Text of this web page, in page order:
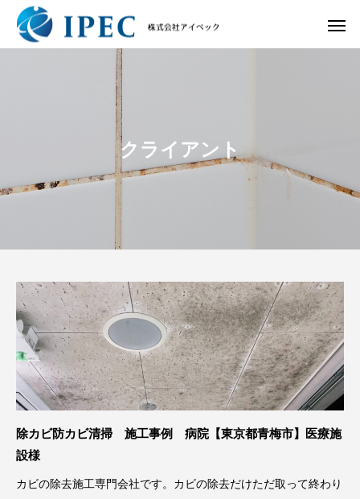
クライアント
除カビ防カビ清掃 施工事例 病院【東京都青梅市】医療施
設様
カビの除去施工専門会社です。カビの除去だけただ取って終わり